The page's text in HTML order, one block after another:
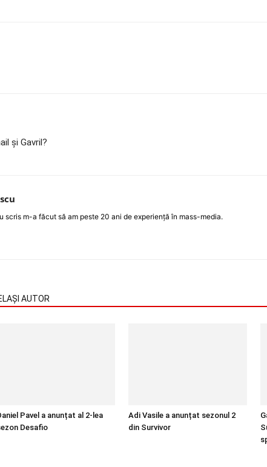
și Gavril?
scris m-a făcut să am peste 20 ani de experiență în mass-media.
AUTOR
Pavel a anunțat al 2-lea
Desafio
Adi Vasile a anunțat sezonul 2
din Survivor